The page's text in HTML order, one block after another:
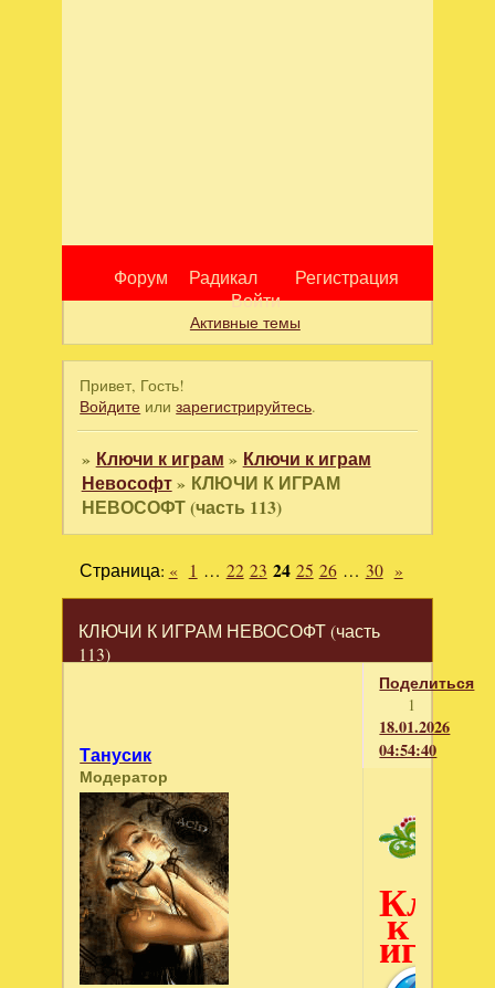
Форум Радикал
Регистрация
Войти
Активные темы
Привет, Гость!
Войдите илизарегистрируйтесь.
» Ключи к играм » Ключи к играм
Невософт» КЛЮЧИ К ИГРАМ
НЕВОСОФТ (часть 113)
КЛЮЧИ К ИГРАМ НЕВОСОФТ (часть
113)
Страница: « 1 … 22 23 24 25 26 … 30 »
Поделиться
1
18.01.2026
04:54:40
Танусик
Модератор
к
играм